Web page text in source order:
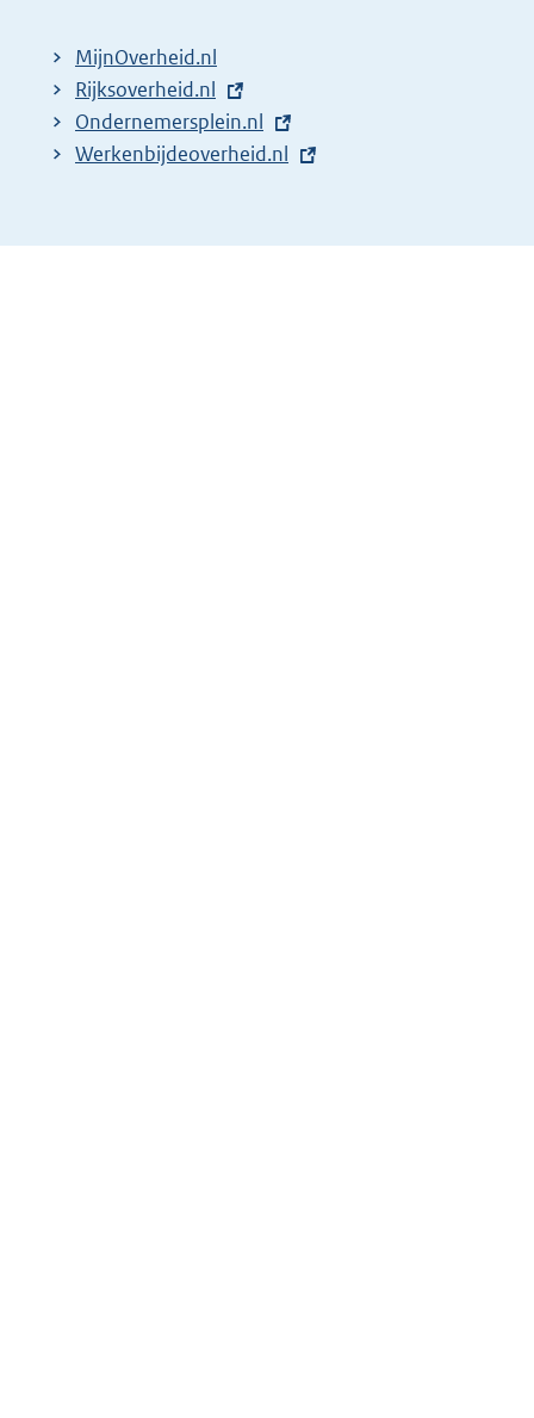
l
i
n
k
MijnOverheid.nl
E
x
t
n
Rijksoverheid.nl
E
x
r
Ondernemersplein.nl
E
e
Werkenbijdeoverheid.nl